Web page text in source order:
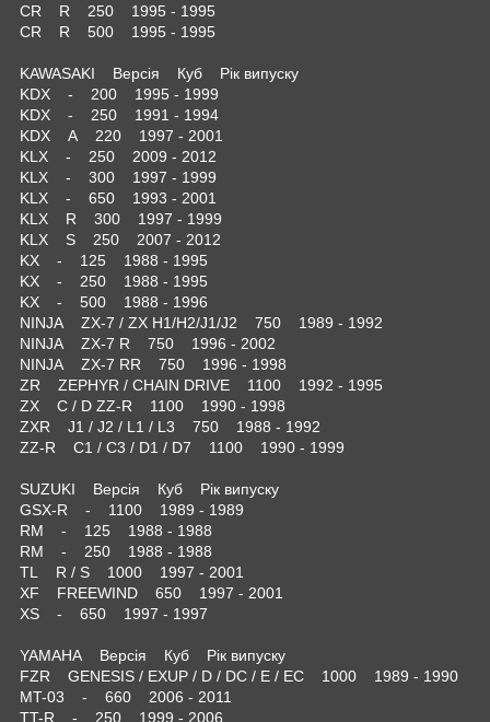
CR R 250 1995 - 1995
CR R 500 1995 - 1995
KAWASAKI Версія Куб Рік випуску
KDX - 200 1995 - 1999
KDX - 250 1991 - 1994
KDX A 220 1997 - 2001
KLX - 250 2009 - 2012
KLX - 300 1997 - 1999
KLX - 650 1993 - 2001
KLX R 300 1997 - 1999
KLX S 250 2007 - 2012
KX - 125 1988 - 1995
KX - 250 1988 - 1995
KX - 500 1988 - 1996
NINJA ZX-7 / ZX H1/H2/J1/J2 750 1989 - 1992
NINJA ZX-7 R 750 1996 - 2002
NINJA ZX-7 RR 750 1996 - 1998
ZR ZEPHYR / CHAIN DRIVE 1100 1992 - 1995
ZX C / D ZZ-R 1100 1990 - 1998
ZXR J1 / J2 / L1 / L3 750 1988 - 1992
ZZ-R C1 / C3 / D1 / D7 1100 1990 - 1999
SUZUKI Версія Куб Рік випуску
GSX-R - 1100 1989 - 1989
RM - 125 1988 - 1988
RM - 250 1988 - 1988
TL R / S 1000 1997 - 2001
XF FREEWIND 650 1997 - 2001
XS - 650 1997 - 1997
YAMAHA Версія Куб Рік випуску
FZR GENESIS / EXUP / D / DC / E / EC 1000 1989 - 1990
MT-03 - 660 2006 - 2011
TT-R - 250 1999 - 2006